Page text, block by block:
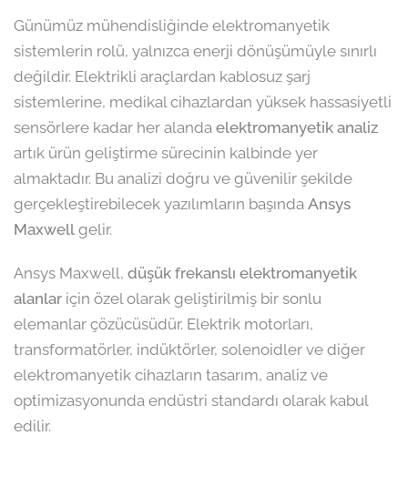
Günümüz mühendisliğinde elektromanyetik
sistemlerin rolü, yalnızca enerji dönüşümüyle sınırlı
değildir. Elektrikli araçlardan kablosuz şarj
sistemlerine, medikal cihazlardan yüksek hassasiyetli
sensörlere kadar her alanda elektromanyetik analiz
artık ürün geliştirme sürecinin kalbinde yer
almaktadır. Bu analizi doğru ve güvenilir şekilde
gerçekleştirebilecek yazılımların başında Ansys
Maxwell gelir.
Ansys Maxwell, düşük frekanslı elektromanyetik
alanlar için özel olarak geliştirilmiş bir sonlu
elemanlar çözücüsüdür. Elektrik motorları,
transformatörler, indüktörler, solenoidler ve diğer
elektromanyetik cihazların tasarım, analiz ve
optimizasyonunda endüstri standardı olarak kabul
edilir.